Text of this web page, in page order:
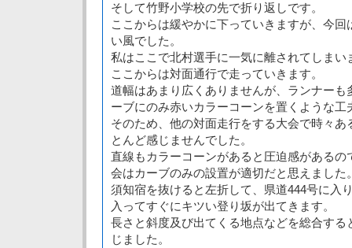
そして竹野小学校の先で折り返しです。
ここからは緩やかに下っていきますが、今
い風でした。
私はここで北村選手に一気に離されてしまい
ここからは対面通行で走っていきます。
道幅はあまり広くありませんが、ランナーも
ーブにのみ赤いカラーコーンを置くような工
そのため、他の対面走行をする大会で時々
とんど感じませんでした。
直線もカラーコーンがあると圧迫感があるの
会はカーブのみの設置が適切だと思えました
須知宿を抜けると左折して、県道444号に入
入ってすぐにキツい登り坂が出てきます。
長さと斜度及び出てくる地点などを総合する
じました。